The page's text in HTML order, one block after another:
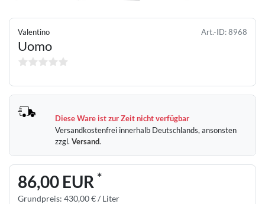
Valentino Art.-ID:8968
Uomo
Diese Ware ist zur Zeit nicht verfügbar
Versandkostenfrei innerhalb Deutschlands, ansonsten
zzgl. Versand.
86,00 EUR *
Grundpreis: 430,00 € / Liter